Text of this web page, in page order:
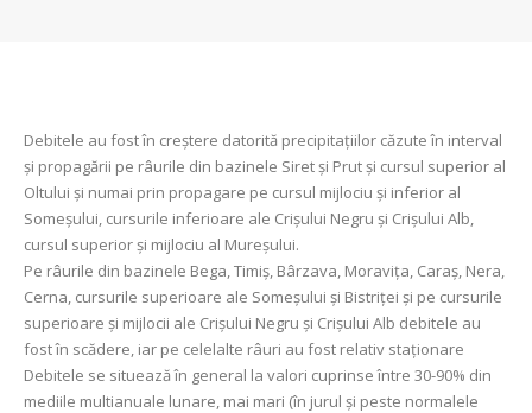
Debitele au fost în creștere datorită precipitațiilor căzute în interval
și propagării pe râurile din bazinele Siret şi Prut şi cursul superior al
Oltului şi numai prin propagare pe cursul mijlociu şi inferior al
Someşului, cursurile inferioare ale Crişului Negru şi Crişului Alb,
cursul superior şi mijlociu al Mureşului.
Pe râurile din bazinele Bega, Timiş, Bârzava, Moraviţa, Caraş, Nera,
Cerna, cursurile superioare ale Someşului şi Bistriţei şi pe cursurile
superioare şi mijlocii ale Crişului Negru şi Crişului Alb debitele au
fost în scădere, iar pe celelalte râuri au fost relativ staţionare
Debitele se situează în general la valori cuprinse între 30-90% din
mediile multianuale lunare, mai mari (în jurul și peste normalele